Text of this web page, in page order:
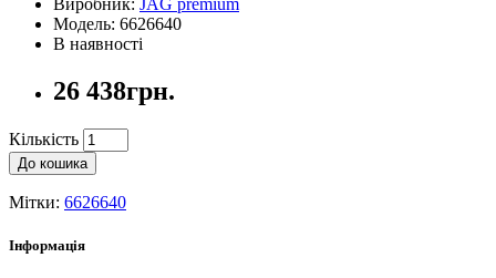
Модель: 6626640
В наявності
26 438грн.
Кількість
До кошика
Мітки: 6626640
Інформація